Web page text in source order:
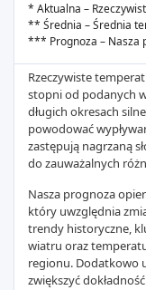
* Aktualna –
** Średnia – Średnia
*** Prognoza – Nasza
Rzeczywiste
stopni od podanych
długich okresach
powodować
zastępują nagrzaną
do zauważalnych
Nasza prognoza
który uwzględnia
trendy historyczne,
wiatru oraz
regionu. Dodatkowo
zwiększyć